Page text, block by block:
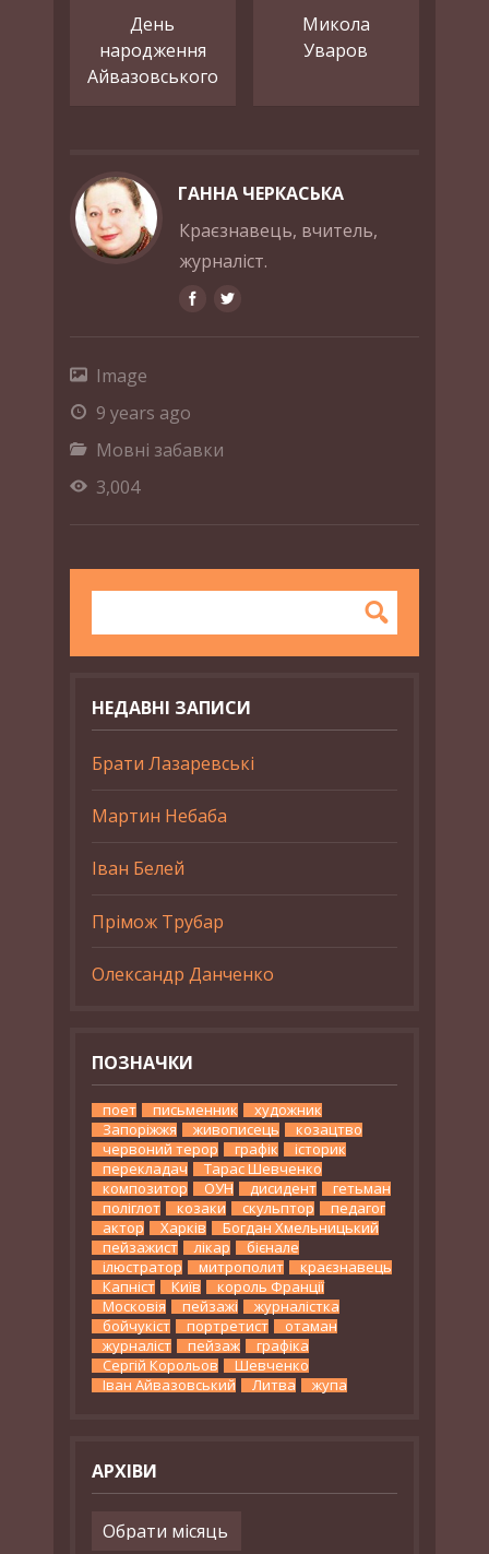
День
народження
Айвазовського
Микола
Уваров
ГАННА ЧЕРКАСЬКА
Краєзнавець, вчитель,
журналіст.
Image
9 years ago
Мовні забавки
3,004
НЕДАВНІ ЗАПИСИ
Брати Лазаревські
Мартин Небаба
Іван Белей
Прімож Трубар
Олександр Данченко
ПОЗНАЧКИ
поет письменник
художник
Запоріжжя
живописець
козацтво
червоний терор
графік
історик
перекладач
Тарас Шевченко
композитор
ОУН дисидент
гетьман
поліглот
козаки скульптор
педагог
актор
Харків
Богдан Хмельницький
пейзажист
лікар
бієнале
ілюстратор
митрополит
краєзнавець
Капніст
Київ
король Франції
Московія
пейзажі
журналістка
бойчукіст
портретист
отаман
журналіст
пейзаж
графіка
Сергій Корольов
Шевченко
Іван Айвазовський
Литва жупа
АРХІВИ
Архіви